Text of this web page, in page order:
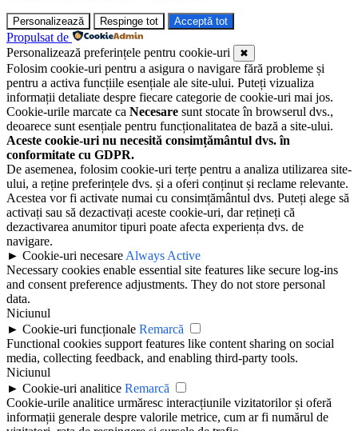
Personalizează Respinge tot Acceptă tot
Propulsat de
Personalizează preferințele pentru cookie-uri
✖
Folosim cookie-uri pentru a asigura o navigare fără probleme și
pentru a activa funcțiile esențiale ale site-ului. Puteți vizualiza
informații detaliate despre fiecare categorie de cookie-uri mai jos.
Cookie-urile marcate ca Necesare sunt stocate în browserul dvs.,
deoarece sunt esențiale pentru funcționalitatea de bază a site-ului.
Aceste cookie-uri nu necesită consimțământul dvs. în
conformitate cu GDPR.
De asemenea, folosim cookie-uri terțe pentru a analiza utilizarea site-
ului, a reține preferințele dvs. și a oferi conținut și reclame relevante.
Acestea vor fi activate numai cu consimțământul dvs. Puteți alege să
activați sau să dezactivați aceste cookie-uri, dar rețineți că
dezactivarea anumitor tipuri poate afecta experiența dvs. de
navigare.
► Cookie-uri necesare Always Active
Necessary cookies enable essential site features like secure log-ins
and consent preference adjustments. They do not store personal
data.
Niciunul
► Cookie-uri funcționale Remarcă
Functional cookies support features like content sharing on social
media, collecting feedback, and enabling third-party tools.
Niciunul
► Cookie-uri analitice Remarcă
Cookie-urile analitice urmăresc interacțiunile vizitatorilor și oferă
informații generale despre valorile metrice, cum ar fi numărul de